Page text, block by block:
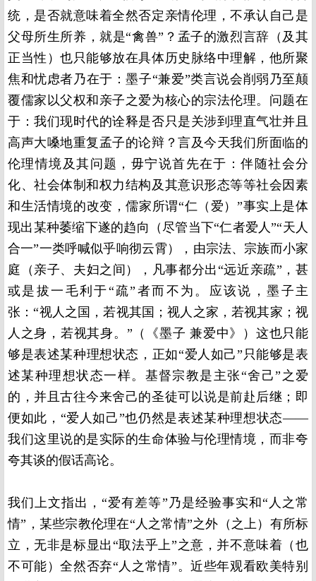
统，是否就意味着全然否定亲情伦理，不承认自己是
父母所生所养，就是“禽兽”？孟子的激烈言辞（及其
正当性）也只能够放在具体历史脉络中理解，他所聚
焦和忧虑者乃在于：墨子“兼爱”类言说会削弱乃至颠
覆儒家以父权和亲子之爱为核心的宗法伦理。问题在
于：我们现时代的诠释是否只是关涉到理直气壮并且
高声大嗓地重复孟子的论辩？言及今天我们所面临的
伦理情境及其问题，毋宁说首先在于：伴随社会分
化、社会体制和权力结构及其意识形态等等社会因素
和生活情境的改变，儒家所谓“仁（爱）”事实上是体
现出某种萎缩下遂的趋向（尽管当下“仁者爱人”“天人
合一”一类呼喊似乎响彻云霄），由宗法、宗族而小家
庭（亲子、夫妇之间），凡事都分出“远近亲疏”，甚
或是拔一毛利于“疏”者而不为。应该说，墨子主
张：“视人之国，若视其国；视人之家，若视其家；视
人之身，若视其身。”（《墨子 兼爱中》）这也只能
够是表述某种理想状态，正如“爱人如己”只能够是表
述某种理想状态一样。基督宗教是主张“舍己”之爱
的，并且古往今来舍己的圣徒可以说是前赴后继；即
便如此，“爱人如己”也仍然是表述某种理想状态——
我们这里说的是实际的生命体验与伦理情境，而非夸
夸其谈的假话高论。
我们上文指出，“爱有差等”乃是经验事实和“人之常
情”，某些宗教伦理在“人之常情”之外（之上）有所标
立，无非是标显出“取法乎上”之意，并不意味着（也
不可能）全然否弃“人之常情”。近些年观看欧美特别